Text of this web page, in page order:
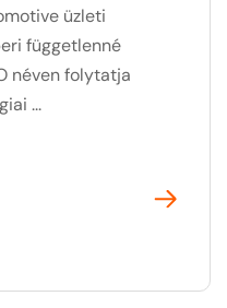
üzleti
függetlenné
néven folytatja
...